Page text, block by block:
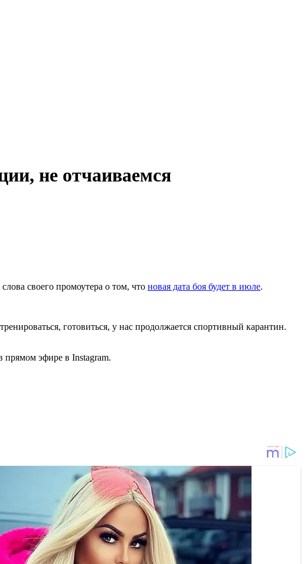
не отчаиваемся
своего промоутера о том, что новая дата боя будет в июле.
готовиться, у нас продолжается спортивный карантин.
прямом эфире в Instagram.